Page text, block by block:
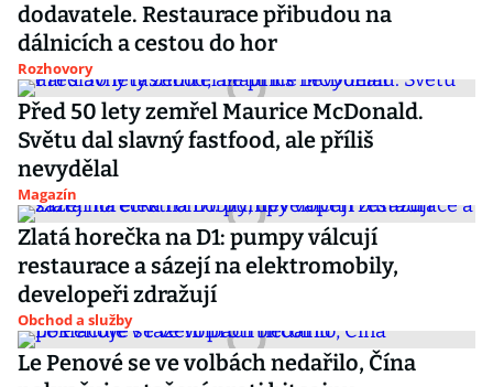
dodavatele. Restaurace přibudou na
dálnicích a cestou do hor
Rozhovory
Před 50 lety zemřel Maurice McDonald.
Světu dal slavný fastfood, ale příliš
nevydělal
Magazín
Zlatá horečka na D1: pumpy válcují
restaurace a sázejí na elektromobily,
developeři zdražují
Obchod a služby
Le Penové se ve volbách nedařilo, Čína